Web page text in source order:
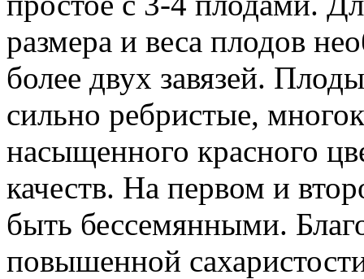
размера и веса плодов
более двух завязей.
сильно ребристые,
насыщенного красного
качеств. На первом и
быть бессемянными.
повышенной